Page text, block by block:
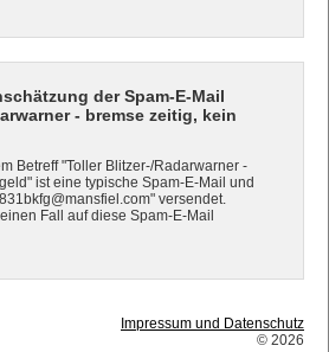
der Spam-E-Mail
- bremse zeitig, kein
Betreff "Toller Blitzer-/Radarwarner -
ist eine typische Spam-E-Mail und
versendet.
Fall auf diese Spam-E-Mail
Impressum und Datenschutz
© 2026